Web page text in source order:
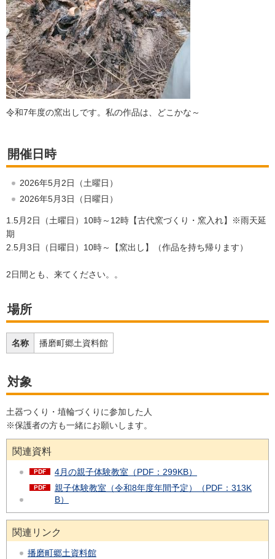
令和7年度の窯出しです。私の作品は、どこかな～
開催日時
2026年5月2日（土曜日）
2026年5月3日（日曜日）
1.5月2日（土曜日）10時～12時【古代窯づくり・窯入れ】※雨天延
期
2.5月3日（日曜日）10時～【窯出し】（作品を持ち帰ります）
2日間とも、来てください。。
場所
名称 播磨町郷土資料館
対象
土器つくり・埴輪づくりに参加した人
※保護者の方も一緒にお願いします。
関連資料
4月の親子体験教室（PDF：299KB）
親子体験教室（令和8年度年間予定）（PDF：313K
B）
関連リンク
播磨町郷土資料館